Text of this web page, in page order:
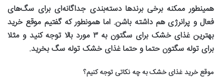
همینطور ممکنه برخی برندها دسته‌بندی جداگانه‌ای برای سگ‌های
فعال و پرانرژی هم داشته باشن. اما همونطور که گفتیم موقع خرید
بهترین غذای خشک برای سگتون به۳ مورد بالا توجه کنید و مثلا
برای توله سگتون حتما و حتما غذای خشک توله سگ بخرید.
موقع خرید غذای خشک به چه نکاتی توجه کنیم؟